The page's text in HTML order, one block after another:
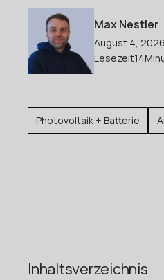
Max Nestler
August 4, 2026
Lesezeit14
Photovoltaik + Batterie
Inhaltsverzeichnis